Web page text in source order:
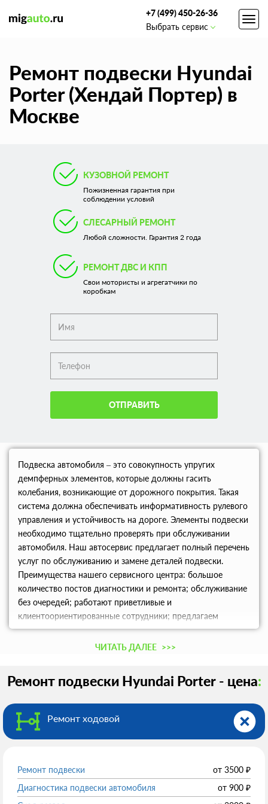
+7 (499) 450-26-36
Выбрать сервис
Ремонт подвески Hyundai
Porter (Хендай Портер) в
Москве
КУЗОВНОЙ РЕМОНТ
Пожизненная гарантия при
соблюдении условий
СЛЕСАРНЫЙ РЕМОНТ
Любой сложности. Гарантия 2 года
РЕМОНТ ДВС И КПП
Свои мотористы и агрегатчики по
коробкам
ОТПРАВИТЬ
Подвеска автомобиля – это совокупность упругих
демпферных элементов, которые должны гасить
колебания, возникающие от дорожного покрытия. Такая
система должна обеспечивать информативность рулевого
управления и устойчивость на дороге. Элементы подвески
необходимо тщательно проверять при обслуживании
автомобиля. Наш автосервис предлагает полный перечень
услуг по обслуживанию и замене деталей подвески.
Преимущества нашего сервисного центра: большое
количество постов диагностики и ремонта; обслуживание
без очередей; работают приветливые и
клиентоориентированные сотрудники; предлагаем
широкий выбор оригинальных запчастей; заказ деталей по
телефону; работает своя служба эвакуации; высокая
оборудование; удобное расположение центра и часы
Наши специалисты обладают необходимым опытом и
знаниями, которые позволяют профессионально
обслужить ваш автомобиль. Тысячи владельцев Hyundai
клиентами. Ремонт деталей подвески Hyundai Porter
(Хендай Портер) Спереди установлена многорычажная
независимая подвеска, а на задней оси скручиваемая
ЧИТАТЬ ДАЛЕЕ >>>
Ремонт подвески Hyundai Porter - цена:
Ремонт ходовой
Ремонт подвески от 3500 ₽
Диагностика подвески автомобиля
от 900 ₽